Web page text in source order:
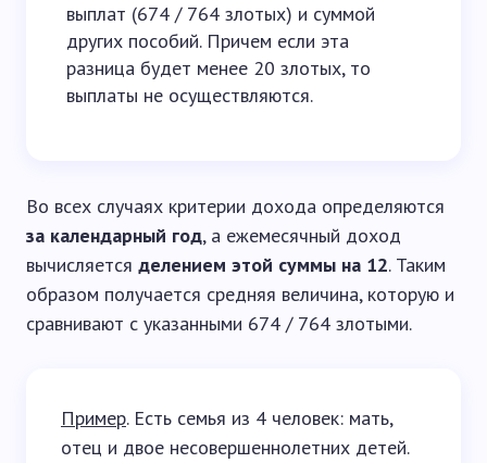
выплат (674 / 764 злотых) и суммой
других пособий. Причем если эта
разница будет менее 20 злотых, то
выплаты не осуществляются.
Во всех случаях критерии дохода определяются
за календарный год, а ежемесячный доход
вычисляется делением этой суммы на 12. Таким
образом получается средняя величина, которую и
сравнивают с указанными 674 / 764 злотыми.
Пример. Есть семья из 4 человек: мать,
отец и двое несовершеннолетних детей.